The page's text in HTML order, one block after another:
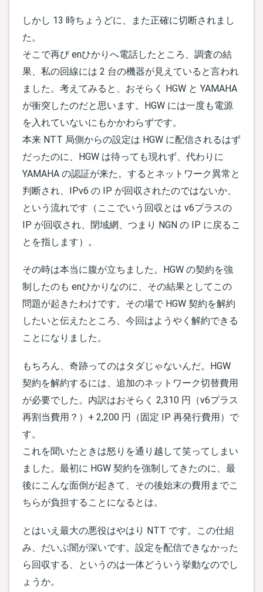
しかし 13 時ちょうどに、また正確に切断されまし
た。
そこで再び enひかりへ電話したところ、調査の結
果、私の回線には 2 台の機器が見えていると言われ
ました。考えてみると、おそらく HGW と YAMAHA
が衝突したのだと思います。HGW には一度も電源
を入れていないにもかかわらずです。
本来 NTT 局側からの設定は HGW に配信されるはず
だったのに、HGW は待っても現れず、代わりに
YAMAHA の認証が来た。するとネットワーク異常と
判断され、IPv6 の IP が回収されたのではないか、
という流れです（ここでいう回収とは v6プラスの
IP が回収され、閉域網、つまり NGN の IP に戻るこ
とを指します）。
その時は本当に腹が立ちました。HGW の契約を強
制したのも enひかりなのに、その結果としてこの
問題が起きたわけです。その場で HGW 契約を解約
したいと伝えたところ、今回はようやく解約できる
ことになりました。
もちろん、奇跡ってのはタダじゃないんだ。HGW
契約を解約するには、追加のネットワーク切替費用
が必要でした。内訳はおそらく 2,310 円（v6プラス
再割当費用？）+ 2,200 円（固定 IP 再発行費用）で
す。
これを聞いたときは怒りを通り越して笑ってしまい
ました。最初に HGW 契約を強制してきたのに、最
後にこんな面倒が起きて、その後始末の費用までこ
ちらが負担することになるとは。
とはいえ最大の悪役はやはり NTT です。この仕組
み、だいぶ闇が深いです。設定を配信できなかった
ら回収する、というのは一体どういう挙動なのでし
ょうか。